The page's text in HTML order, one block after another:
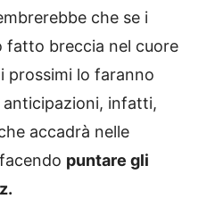
che se i
fatto breccia nel cuore
prossimi lo faranno
anticipazioni, infatti,
accadrà nelle
puntare gli